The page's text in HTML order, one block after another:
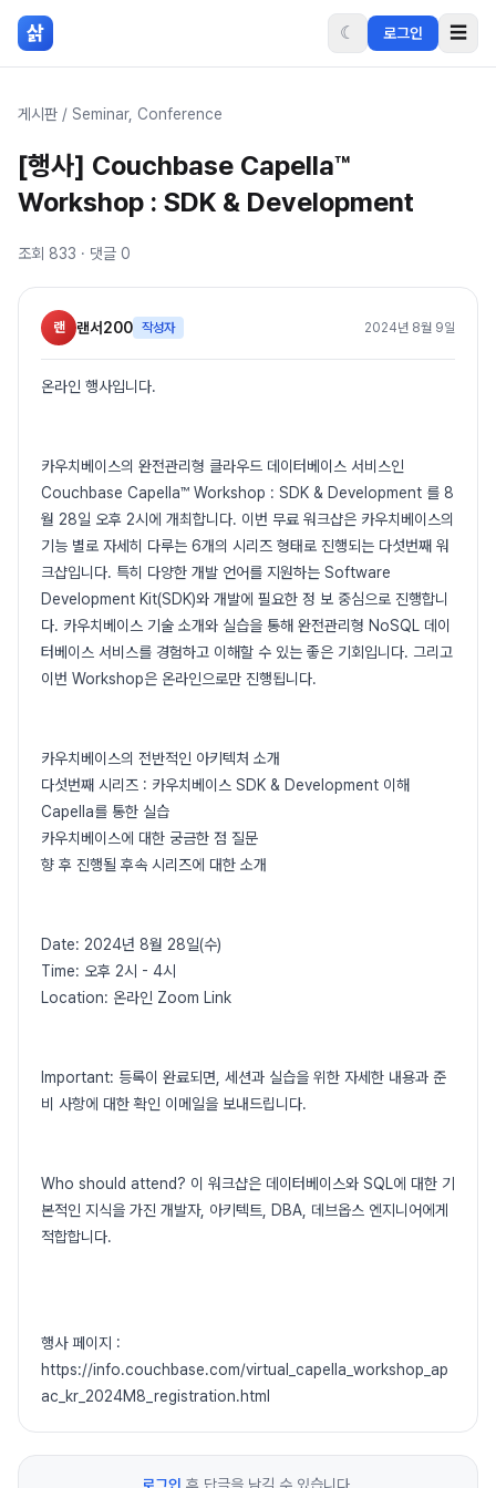
본문 바로가기
삵 ☾ 로그인 ☰
게시판 / Seminar, Conference
[행사] Couchbase Capella™
Workshop : SDK & Development
조회 833 · 댓글 0
랜 랜서200 작성자 2024년 8월 9일
온라인 행사입니다.
카우치베이스의 완전관리형 클라우드 데이터베이스 서비스인
Couchbase Capella™ Workshop : SDK & Development 를 8
월 28일 오후 2시에 개최합니다. 이번 무료 워크샵은 카우치베이스의
기능 별로 자세히 다루는 6개의 시리즈 형태로 진행되는 다섯번째 워
크샵입니다. 특히 다양한 개발 언어를 지원하는 Software
Development Kit(SDK)와 개발에 필요한 정 보 중심으로 진행합니
다. 카우치베이스 기술 소개와 실습을 통해 완전관리형 NoSQL 데이
터베이스 서비스를 경험하고 이해할 수 있는 좋은 기회입니다. 그리고
이번 Workshop은 온라인으로만 진행됩니다.
카우치베이스의 전반적인 아키텍처 소개
다섯번째 시리즈 : 카우치베이스 SDK & Development 이해
Capella를 통한 실습
카우치베이스에 대한 궁금한 점 질문
향 후 진행될 후속 시리즈에 대한 소개
Date: 2024년 8월 28일(수)
Time: 오후 2시 - 4시
Location: 온라인 Zoom Link
Important: 등록이 완료되면, 세션과 실습을 위한 자세한 내용과 준
비 사항에 대한 확인 이메일을 보내드립니다.
Who should attend? 이 워크샵은 데이터베이스와 SQL에 대한 기
본적인 지식을 가진 개발자, 아키텍트, DBA, 데브옵스 엔지니어에게
적합합니다.
행사 페이지 :
https://info.couchbase.com/virtual_capella_workshop_ap
ac_kr_2024M8_registration.html